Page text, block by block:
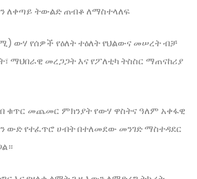
ለቀጣይ ትውልድ ጠብቆ ለማስተላለፍ
ውሃ የሰዎች የዕለት ተዕለት የህልውና መሠረት ብቻ
ማህበራዊ መረጋጋት እና የፖለቲካ ትስስር ማጠናከሪያ
ቁጥር መጨመር ምክንያት የውሃ ዋስትና ዓለም አቀፋዊ
ውድ የተፈጥሮ ሀብት በተለመደው መንገድ ማስተዳደር